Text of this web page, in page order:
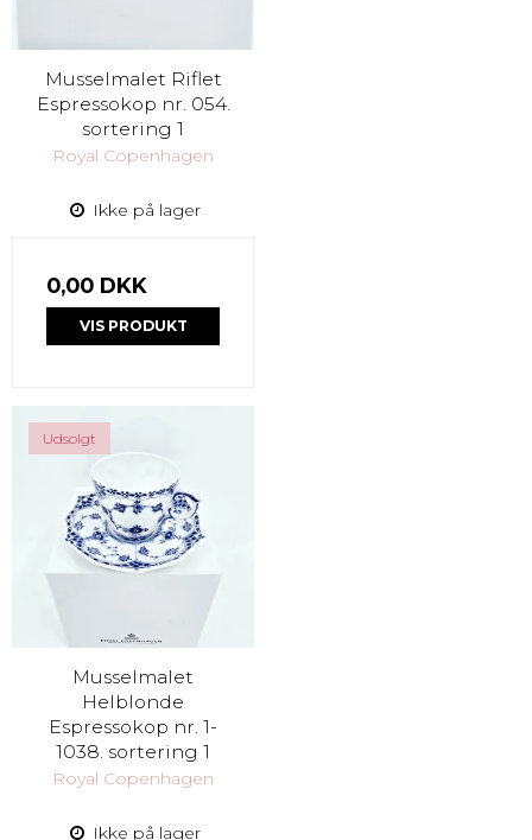
Musselmalet Riflet
Espressokop nr. 054.
sortering 1
Royal Copenhagen
Ikke på lager
0,00 DKK
VIS PRODUKT
Udsolgt
Musselmalet
Helblonde
Espressokop nr. 1-
1038. sortering 1
Royal Copenhagen
Ikke på lager